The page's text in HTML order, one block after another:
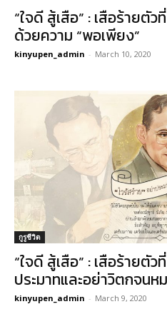
“ใจดี สู้เสือ” : เสือร้ายตั
ด้วยความ “พอเพียง”
kinyupen_admin - March 10, 2020
กูรูชีวิต
“ใจดี สู้เสือ” : เสือร้ายตัว
ประมาทและอย่าวิตกจนห
kinyupen_admin - March 9, 2020